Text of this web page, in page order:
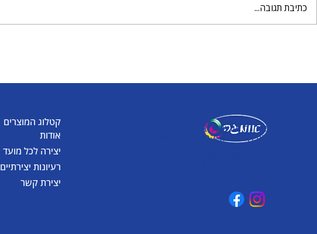
מטריה וגשם של גואש
כתיבת תגובה...
אומגה תעשיות יצירה
קיבוץ כפר גליקסון, ד.נ. מנשה
3781500
קטלוג המוצרים
אודות
יצירה לכל מועד
רעיונות יצירתיים
יצירת קשר